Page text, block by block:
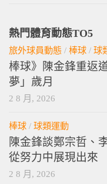
熱門體育動態TO5
旅外球員動態 / 棒球 / 球
棒球》陳金鋒重返
夢」歲月
2 8 月, 2026
棒球 / 球類運動
陳金鋒談鄭宗哲、
從努力中展現出來
2 8 月, 2026